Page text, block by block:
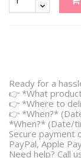
Ready for a
👉 *What
👉 *Where to
👉 *When?*
*When?* (Date/
Secure payment
PayPal, Apple
Need help? Call